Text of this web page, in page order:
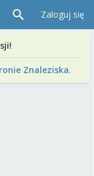
Zaloguj się
Znaleziska.